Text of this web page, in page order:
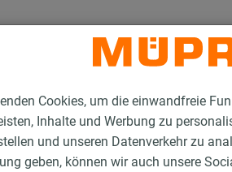
Cookies, um die einwandfreie
Inhalte und Werbung zu
und unseren Datenverkehr zu
geben, können wir auch unsere